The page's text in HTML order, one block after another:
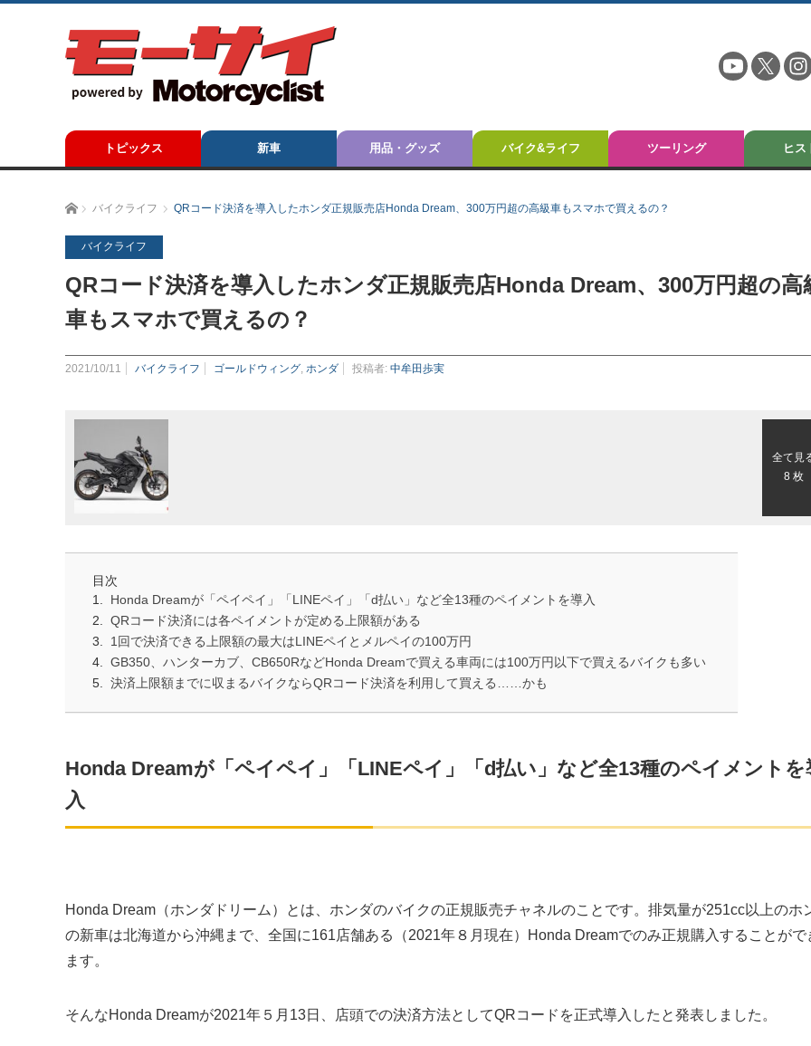
トピックス 新車 用品・グッズ バイク&ライフ ツーリング ヒス
ホームバイクライフ QRコード決済を導入したホンダ正規販売店Honda Dream、300万円超の高級車もスマホで買えるの？
バイクライフ
QRコード決済を導入したホンダ正規販売店Honda Dream、300万円超の高
車もスマホで買えるの？
2021/10/11 バイクライフ ゴールドウィング ホンダ 投稿者: 中牟田歩実
全て見
8 枚
目次
Honda Dreamが「ペイペイ」「LINEペイ」「d払い」など全13種のペイメントを導入
QRコード決済には各ペイメントが定める上限額がある
1回で決済できる上限額の最大はLINEペイとメルペイの100万円
GB350、ハンターカブ、CB650RなどHonda Dreamで買える車両には100万円以下で買えるバイクも多い
決済上限額までに収まるバイクならQRコード決済を利用して買える……かも
Honda Dreamが「ペイペイ」「LINEペイ」「d払い」など全13種のペイメントを
入
Honda Dream（ホンダドリーム）とは、ホンダのバイクの正規販売チャネルのことです。排気量が251cc以上のホ
の新車は北海道から沖縄まで、全国に161店舗ある（2021年８月現在）Honda Dreamでのみ正規購入することがで
ます。
そんなHonda Dreamが2021年５月13日、店頭での決済方法としてQRコードを正式導入したと発表しました。